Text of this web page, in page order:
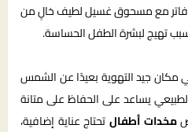
فاتر مع مسحوق غسيل لطيف خالٍ من
تهيج لبشرة الطفل الحساسة.
مكان جيد التهوية بعيدًا عن الشمس
يساعد على الحفاظ على متانة
مخدات أطفالتحتاج عناية إضافية،